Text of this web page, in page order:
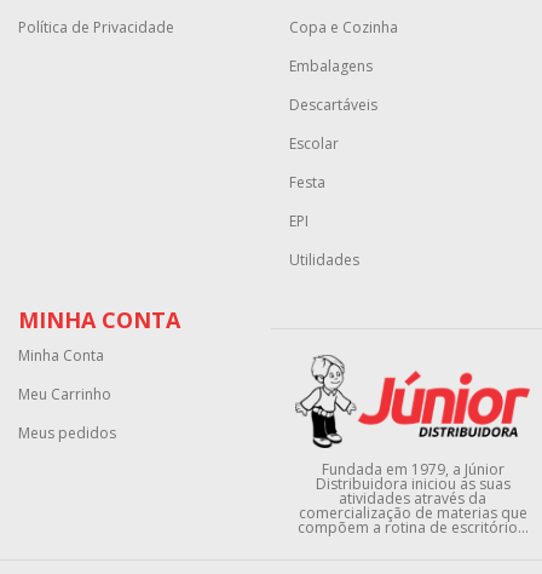
Política de Privacidade
Copa e Cozinha
Embalagens
Descartáveis
Escolar
Festa
EPI
Utilidades
MINHA CONTA
Minha Conta
Meu Carrinho
Meus pedidos
Fundada em 1979, a Júnior
Distribuidora iniciou as suas
atividades através da
comercialização de materias que
compõem a rotina de escritório...